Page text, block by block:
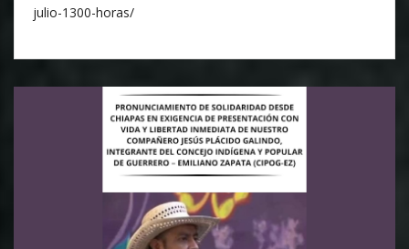
julio-1300-horas/